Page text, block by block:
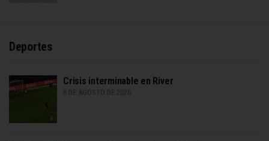
Deportes
Crisis interminable en River
8 DE AGOSTO DE 2026